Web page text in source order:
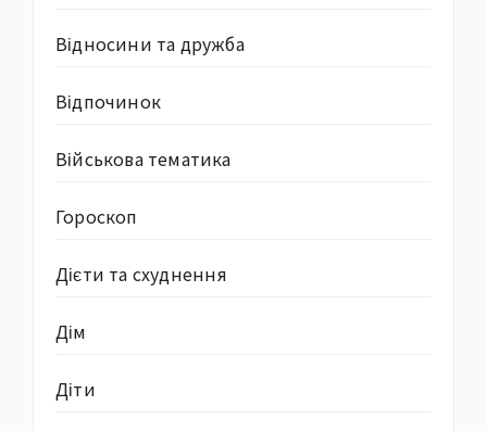
Відносини та дружба
Відпочинок
Військова тематика
Гороскоп
Дієти та схуднення
Дім
Діти